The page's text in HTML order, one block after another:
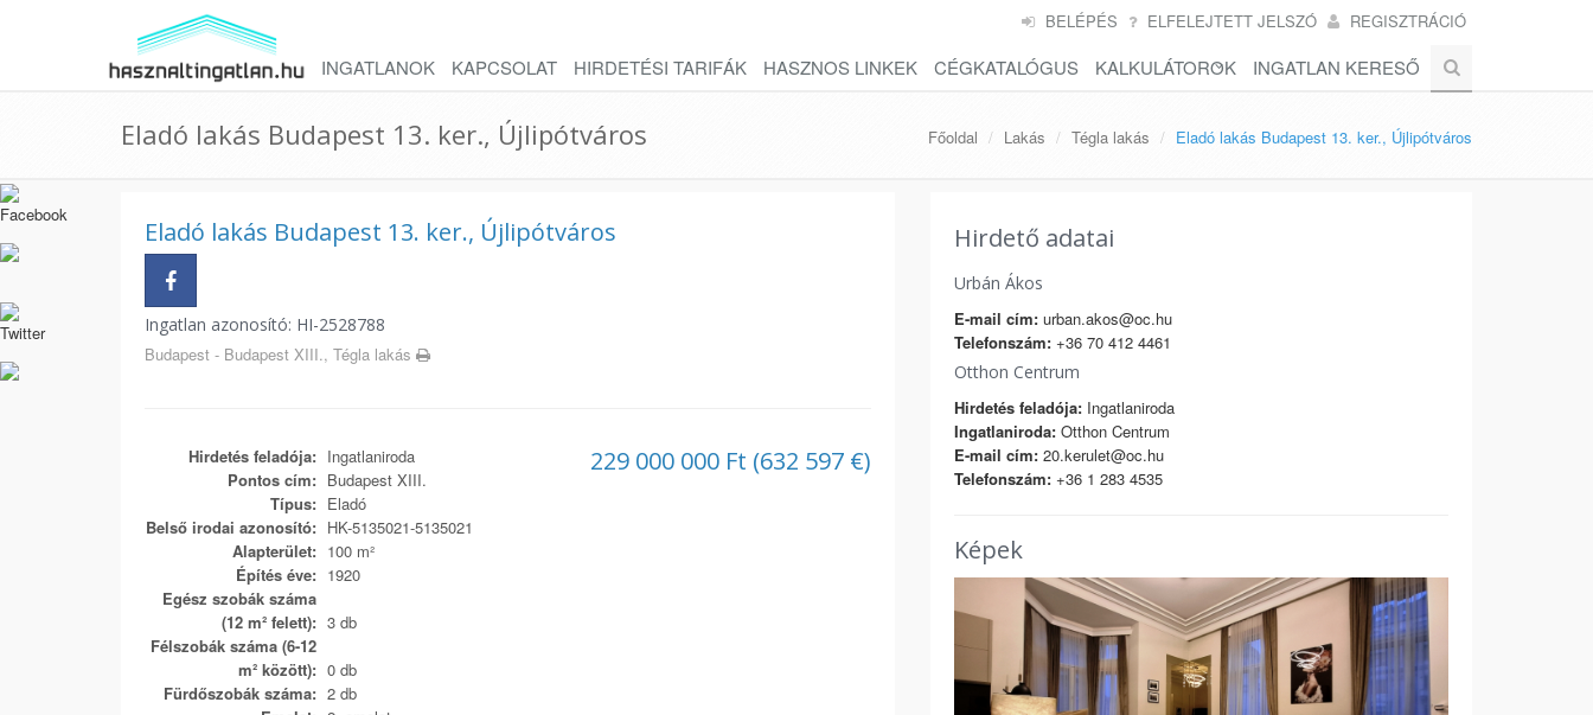
BELÉPÉS ELFELEJTETT JELSZÓ REGISZTRÁCIÓ
INGATLANOK KAPCSOLAT HIRDETÉSI TARIFÁK HASZNOS LINKEK CÉGKATALÓGUS KALKULÁTOROK INGATLAN KERESŐ
Eladó lakás Budapest 13. ker., Újlipótváros Főoldal Lakás Tégla lakás Eladó lakás Budapest 13. ker., Újlipótváros
Eladó lakás Budapest 13. ker., Újlipótváros
Ingatlan azonosító: HI-2528788
Budapest - Budapest XIII., Tégla lakás
229 000 000 Ft (632 597 €)
Hirdetés feladója: Ingatlaniroda
Pontos cím: Budapest XIII.
Típus: Eladó
Belső irodai azonosító: HK-5135021-5135021
Alapterület: 100 m²
Építés éve: 1920
Egész szobák száma
(12 m² felett): 3 db
Félszobák száma (6-12
m² között): 0 db
Fürdőszobák száma: 2 db
Hirdető adatai
Urbán Ákos
E-mail cím:urban.akos@oc.hu
Telefonszám:+36 70 412 4461
Otthon Centrum
Hirdetés feladója:Ingatlaniroda
Ingatlaniroda:Otthon Centrum
E-mail cím:20.kerulet@oc.hu
Telefonszám:+36 1 283 4535
Képek